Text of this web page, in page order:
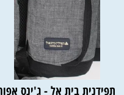
תפידנית בית אל - ג'ינס אפור